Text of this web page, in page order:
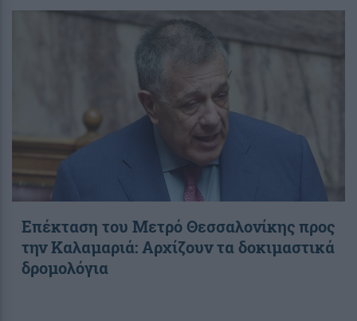
Επέκταση του Μετρό Θεσσαλονίκης προς
την Καλαμαριά: Αρχίζουν τα δοκιμαστικά
δρομολόγια